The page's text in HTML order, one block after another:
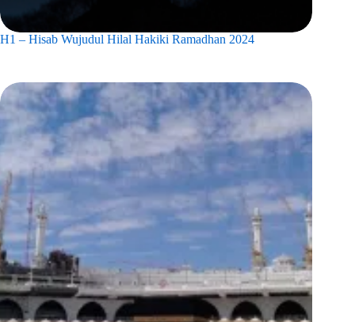
H1 – Hisab Wujudul Hilal Hakiki Ramadhan 2024